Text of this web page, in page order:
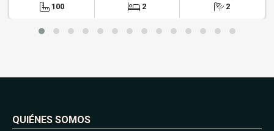
100 2 2
QUIÉNES SOMOS